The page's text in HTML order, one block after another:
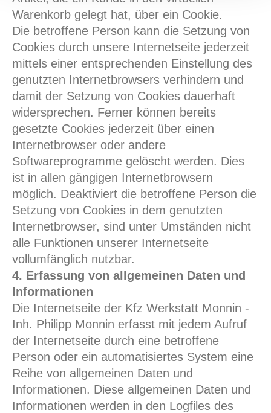
Warenkorb gelegt hat, über ein Cookie.
Die betroffene Person kann die Setzung von
Cookies durch unsere Internetseite jederzeit
mittels einer entsprechenden Einstellung des
genutzten Internetbrowsers verhindern und
damit der Setzung von Cookies dauerhaft
widersprechen. Ferner können bereits
gesetzte Cookies jederzeit über einen
Internetbrowser oder andere
Softwareprogramme gelöscht werden. Dies
ist in allen gängigen Internetbrowsern
möglich. Deaktiviert die betroffene Person die
Setzung von Cookies in dem genutzten
Internetbrowser, sind unter Umständen nicht
alle Funktionen unserer Internetseite
vollumfänglich nutzbar.
4. Erfassung von allgemeinen Daten und
Informationen
Die Internetseite der Kfz Werkstatt Monnin -
Inh. Philipp Monnin erfasst mit jedem Aufruf
der Internetseite durch eine betroffene
Person oder ein automatisiertes System eine
Reihe von allgemeinen Daten und
Informationen. Diese allgemeinen Daten und
Informationen werden in den Logfiles des